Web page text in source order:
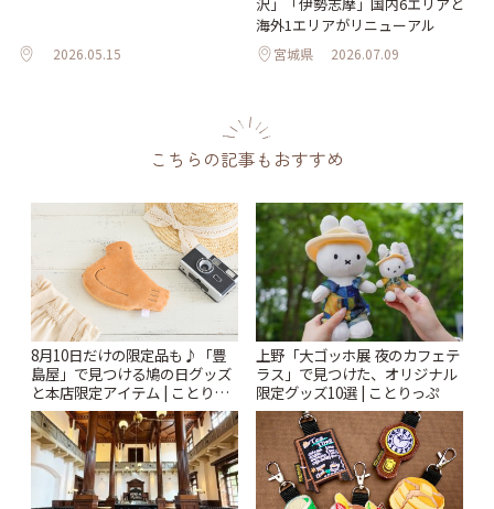
2026.05.15
海外1エリアがリニューアル
宮城県 2026.07.09
こちらの記事もおすすめ
8月10日だけの限定品も♪「豊
島屋」で見つける鳩の日グッズ
と本店限定アイテム | ことりっ
ぷ
上野「大ゴッホ展 夜のカフェテ
ラス」で見つけた、オリジナル
限定グッズ10選 | ことりっぷ